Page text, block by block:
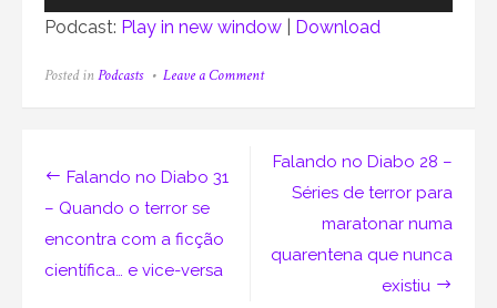
de
Podcast: Play in new window Download
Posted in Podcasts Leave a Commenton
Navegação
de
Post
Falando no Diabo 28 –
Séries de terror para
maratonar numa
quarentena que nunca
existiu
Falando no Diabo 31
– Quando o terror se
encontra com a ficção
científica… e vice-versa